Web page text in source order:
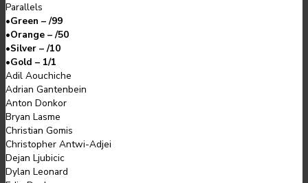
Parallels
•Green – /99
•Orange – /50
•Silver – /10
•Gold – 1/1
Adil Aouchiche
Adrian Gantenbein
Anton Donkor
Bryan Lasme
Christian Gomis
Christopher Antwi-Adjei
Dejan Ljubicic
Dylan Leonard